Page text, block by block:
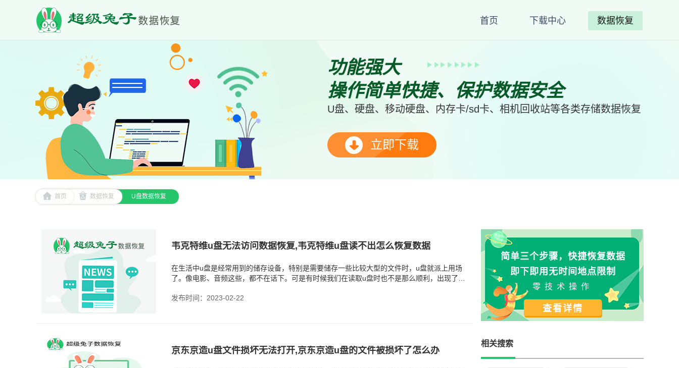
首页 下载中心 数据恢复
功能强大
操作简单快捷、保护数据安全
U盘、硬盘、移动硬盘、内存卡/sd卡、相机回收站等各类存储数据恢复
立即下载
首页 数据恢复 U盘数据恢复
韦克特维u盘无法访问数据恢复,韦克特维u盘读不出怎么恢复数据
在生活中u盘是经常用到的储存设备，特别是需要储存一些比较大型的文件时，u盘就派上用场
了。像电影、音频这些，都不在话下。可是有时候我们在读取u盘时也不是那么顺利，出现了无
发布时间：2023-02-22
京东京造u盘文件损坏无法打开,京东京造u盘的文件被损坏了怎么办
简单三个步骤，快捷恢复数据
即下即用无时间地点限制
零技术操作
查看详情
相关搜索